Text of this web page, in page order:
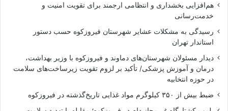
هم‌افزایی بخشداری و انتظامی ارجمند برای تقویت امنیت و
خدمت‌رسانی
رسیدگی به مشکلات عشایر شهرستان فیروزکوه حسب دستور
استاندار تهران
دیدار مسئولان شهرستان‌های دماوند و فیروزکوه با وزیر بهداشت،
درمان و آموزش پزشکی/ تأکید بر لزوم تقویت زیرساخت‌های سلامت
در حوزه انتخابیه
ضبط بیش از ۳۵۰ کیلوگرم مواد غذایی تاریخ‌گذشته در فیروزکوه